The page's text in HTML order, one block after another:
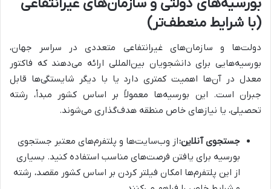
بورسیه‌های دولتی و سازمان‌های غیرانتفاعی
(با شرایط منعطف‌تر)
دولت‌ها و سازمان‌های غیرانتفاعی متعددی در سراسر جهان،
بورسیه‌هایی برای دانشجویان بین‌المللی ارائه می‌دهند که فاکتور
معدل در آن‌ها اهمیت کمتری دارد یا با دیگر شایستگی‌ها قابل
جبران است. این بورسیه‌ها معمولاً بر اساس کشور مبدأ، رشته
تحصیلی، یا نیازهای خاص منطقه هدف‌گذاری می‌شوند.
جستجوی آنلاین:از وب‌سایت‌ها و پلتفرم‌های معتبر جستجوی
بورسیه برای یافتن فرصت‌های مناسب استفاده کنید. بسیاری
از این پلتفرم‌ها امکان فیلتر کردن بر اساس کشور مقصد، رشته